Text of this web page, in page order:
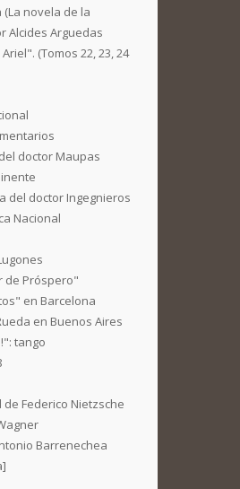
(La novela de la
Alcides Arguedas
(Tomos 22, 23, 24
doctor Maupas
del doctor Ingegnieros
Nacional
de Próspero"
en Barcelona
en Buenos Aires
tango
de Federico Nietzsche
Barrenechea